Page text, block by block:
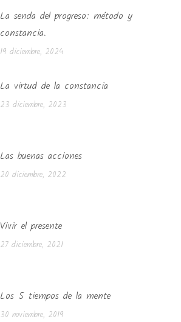
La senda del progreso: método y
constancia.
19 diciembre, 2024
La virtud de la constancia
23 diciembre, 2023
Las buenas acciones
20 diciembre, 2022
Vivir el presente
27 diciembre, 2021
Los 5 tiempos de la mente
30 noviembre, 2019